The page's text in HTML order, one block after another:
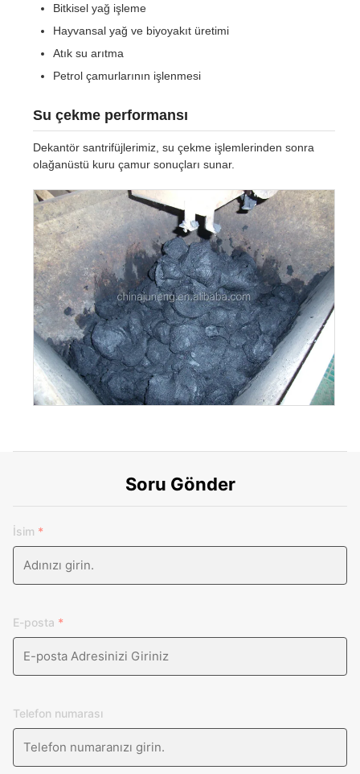
Bitkisel yağ işleme
Hayvansal yağ ve biyoyakıt üretimi
Atık su arıtma
Petrol çamurlarının işlenmesi
Su çekme performansı
Dekantör santrifüjlerimiz, su çekme işlemlerinden sonra
olağanüstü kuru çamur sonuçları sunar.
Soru Gönder
İsim *
E-posta *
Telefon numarası